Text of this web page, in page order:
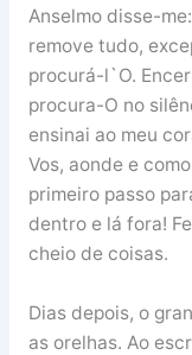
Anselmo disse-
remove tudo,
procurá-l`O.
procura-O no
ensinai ao meu
Vos, aonde e
primeiro passo
dentro e lá fora!
cheio de coisas.
Dias depois, o
as orelhas. Ao